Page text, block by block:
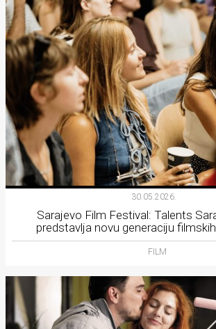
30.05.2026.
Sarajevo Film Festival: Talents
predstavlja novu generaciju
FILM